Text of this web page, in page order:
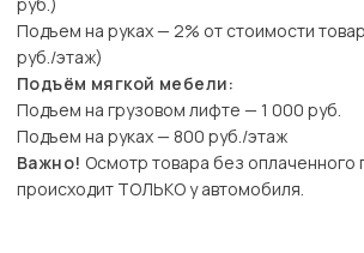
Подъем на руках — 2% от стоимости
руб./этаж)
Подъём мягкой мебели:
Подъем на грузовом лифте — 1 000 руб.
Подъем на руках — 800 руб./этаж
Важно! Осмотр товара без оплаченного
происходит ТОЛЬКО у автомобиля.